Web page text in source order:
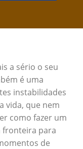
a sério o seu
é uma
instabilidades
vida, que nem
como fazer um
fronteira para
de